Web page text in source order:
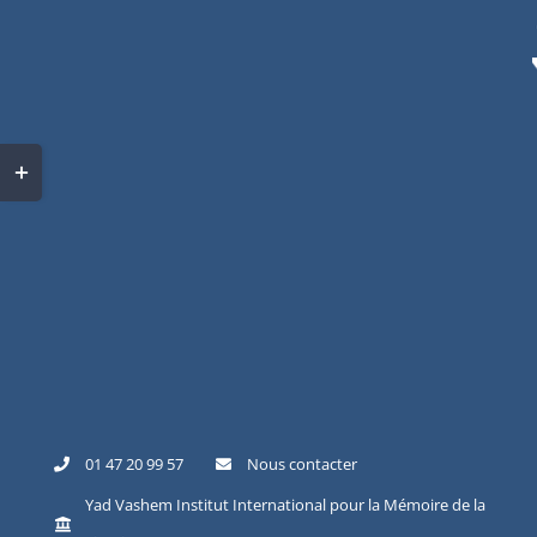
01 47 20 99 57
Nous contacter
Yad Vashem Institut International pour la Mémoire de la
Toggle
Sliding